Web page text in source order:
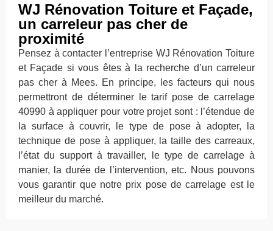
WJ Rénovation Toiture et Façade,
un carreleur pas cher de
proximité
Pensez à contacter l’entreprise WJ Rénovation Toiture
et Façade si vous êtes à la recherche d’un carreleur
pas cher à Mees. En principe, les facteurs qui nous
permettront de déterminer le tarif pose de carrelage
40990 à appliquer pour votre projet sont : l’étendue de
la surface à couvrir, le type de pose à adopter, la
technique de pose à appliquer, la taille des carreaux,
l’état du support à travailler, le type de carrelage à
manier, la durée de l’intervention, etc. Nous pouvons
vous garantir que notre prix pose de carrelage est le
meilleur du marché.